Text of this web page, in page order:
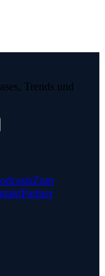
Trends und
Zum
Partner